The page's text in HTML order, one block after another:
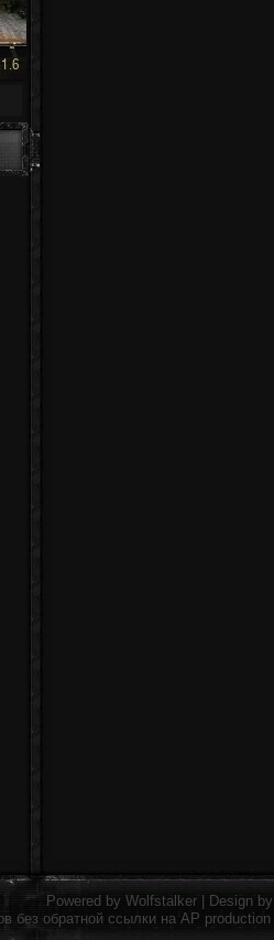
1.6
Powered by Wolfstalker | Design by
без обратной ссылки на AP production